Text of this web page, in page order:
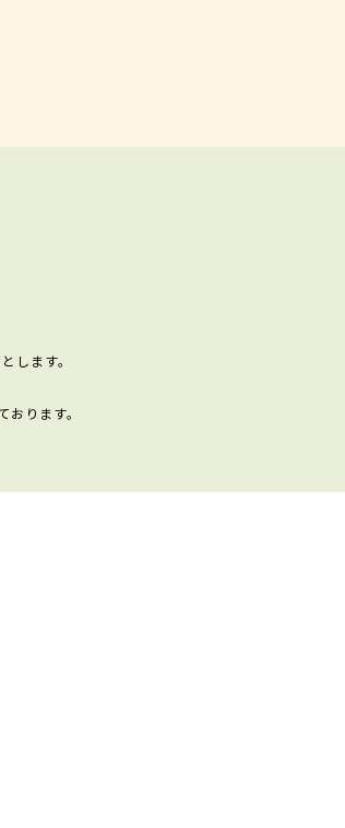
します。
ります。